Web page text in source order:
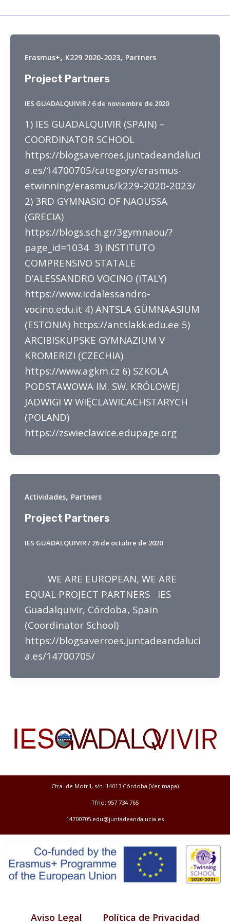
Erasmus+, K229 2020-2023, Partners
Project Partners
IES GUADALQUIVIR/ 6 de noviembre de 2020
1) IES GUADALQUIVIR (SPAIN) –
COORDINATOR SCHOOL
https://blogsaverroes.juntadeandaluci
a.es/14700705/category/erasmus-
etwinning/erasmus/k229-2020-2023/
2) 3RD GYMNASIO OF NAOUSSA
(GRECIA)
https://blogs.sch.gr/3gymnaou/?
page_id=1034 3) INSTITUTO
COMPRENSIVO STATALE
D’ALESSANDRO VOCINO (ITALY)
https://www.icdalessandro-
vocino.edu.it 4) ANTSLA GÜMNAASIUM
(ESTONIA) https://antslakk.edu.ee 5)
ARCIBISKUPSKE GYMNAZIUM V
KROMERIZI (CZECHIA)
https://www.agkm.cz 6) SZKOLA
PODSTAWOWA IM. SW. KRÓLOWEJ
JADWIGI W WIĘCLAWICACHSTARYCH
(POLAND)
https://zswieclawice.edupage.org
Actividades, Partners
Project Partners
IES GUADALQUIVIR/ 26 de octubre de 2020
WE ARE EUROPEAN, WE ARE
EQUAL PROJECT PARTNERS IES
Guadalquivir, Córdoba, Spain
(Coordinator School)
https://blogsaverroes.juntadeandaluci
a.es/14700705/
Ctra. de Motril, s/n. 14013 Córdoba (Ver mapa)
Tfno: 957 734 765
14700705.edu@juntadeandalucia.es
Aviso Legal Política de Privacidad